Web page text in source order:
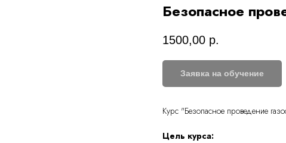
Безопасное
1500,00 р.
Заявка на обучение
Курс "Безопасное проведение
Цель курса: